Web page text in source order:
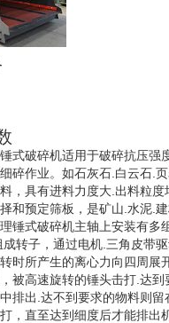
式破碎机适用于破碎抗压强
碎作业。如石灰石.白云石.
，具有进料力度大.出料粒度
和预定筛板，是矿山.水泥.
锤式破碎机主轴上安装有多
转子，通过电机.三角皮带
时所产生的离心力向四周展
被高速旋转的锤头击打.达到
排出.达不到要求的物料则留
，直至达到细度后才能排出